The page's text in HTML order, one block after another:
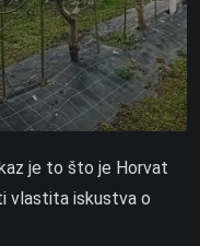
je to što je Horvat
vlastita iskustva o